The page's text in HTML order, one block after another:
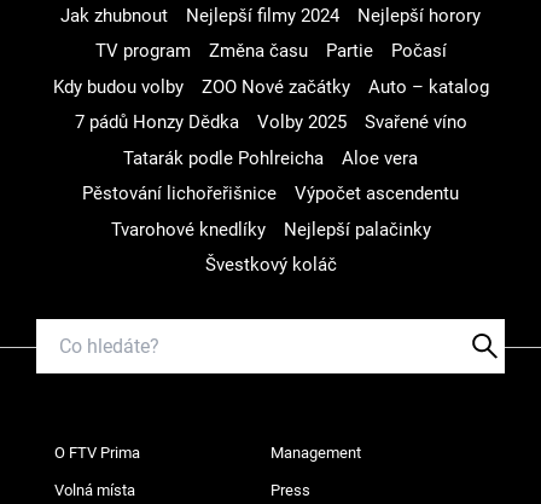
Jak zhubnout Nejlepší filmy 2024
Nejlepší horory
TV program
Změna času Partie
Počasí
Kdy budou volby
ZOO Nové začátky
Auto – katalog
7 pádů Honzy Dědka
Volby 2025
Svařené víno
Tatarák podle Pohlreicha
Aloe vera
Pěstování lichořeřišnice
Výpočet ascendentu
Tvarohové knedlíky
Nejlepší palačinky
Švestkový koláč
O FTV Prima Management
Volná místa Press